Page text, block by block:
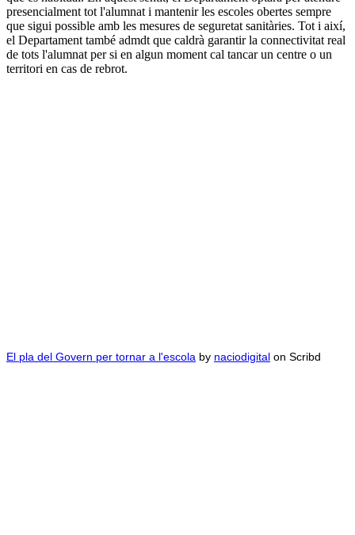
presencialment tot l'alumnat i mantenir les escoles obertes sempre
que sigui possible amb les mesures de seguretat sanitàries. Tot i així,
el Departament també admdt que caldrà garantir la connectivitat real
de tots l'alumnat per si en algun moment cal tancar un centre o un
territori en cas de rebrot.
El pla del Govern per tornar a l'escola by naciodigital on Scribd